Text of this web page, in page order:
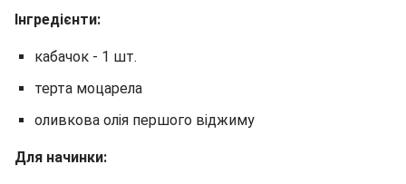
Інгредієнти:
кабачок - 1 шт.
терта моцарела
оливкова олія першого віджиму
Для начинки: